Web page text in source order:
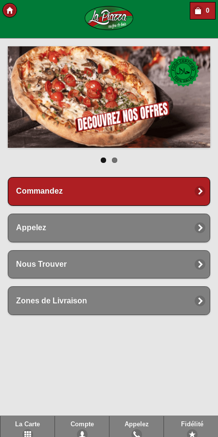
0
Commandez
Appelez
Nous Trouver
Zones de Livraison
La Carte Compte Appelez Fidélité
Copyright Des-click